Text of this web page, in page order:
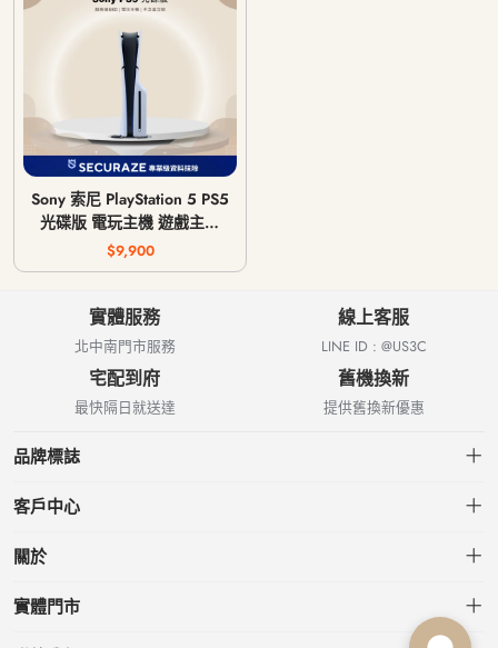
Sony 索尼 PlayStation 5 PS5
光碟版 電玩主機 遊戲主機
CFI-1018A / CFI-1118A /
CFI-1218A
$9,900
實體服務
北中南門市服務
線上客服
LINE ID : @US3C
宅配到府
最快隔日就送達
舊機換新
提供舊換新優惠
品牌標誌
客戶中心
會員中心
關於
關於US3C
實體門市